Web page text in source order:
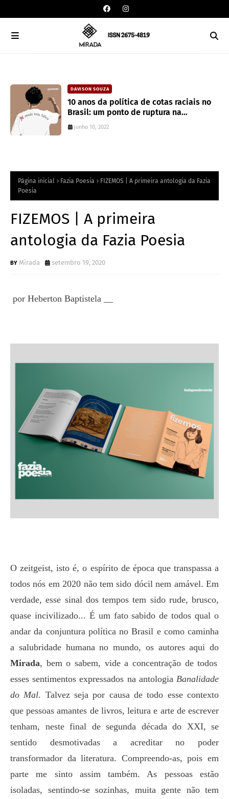
DAVISON SOUZA
10 anos da política de cotas raciais no
Brasil: um ponto de ruptura na
colonialidade
junho 10, 2022
Página inicial Fazia Poesia
FIZEMOS | A primeira antologia da Fazia
Poesia
FIZEMOS | A primeira
antologia da Fazia Poesia
Mirada setembro 19, 2020
por Heberton Baptistela
O zeitgeist, isto é, o espírito de época que transpassa a
todos nós em 2020 não tem sido dócil nem amável. Em
verdade, esse sinal dos tempos tem sido rude, brusco,
quase incivilizado... É um fato sabido de todos qual o
andar da conjuntura política no Brasil e como caminha
a salubridade humana no mundo, os autores aqui do
Mirada, bem o sabem, vide a concentração de todos
esses sentimentos expressados na antologia Banalidade
do Mal. Talvez seja por causa de todo esse contexto
que pessoas amantes de livros, leitura e arte de escrever
tenham, neste final de segunda década do XXI, se
sentido desmotivadas a acreditar no poder
transformador da literatura. Compreendo-as, pois em
parte me sinto assim também. As pessoas estão
isoladas, sentindo-se sozinhas, muita gente não tem